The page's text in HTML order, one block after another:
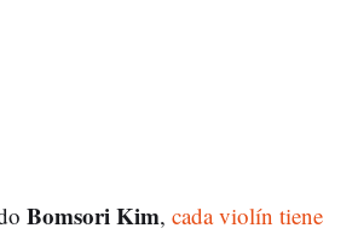
Bomsori Kim, cada violín tiene